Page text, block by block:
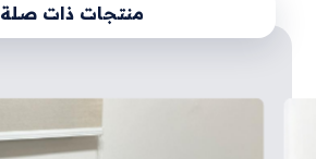
منتجات ذات صلة